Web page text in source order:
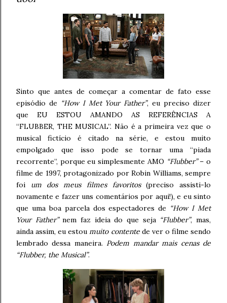
Sinto que antes de começar a comentar de fato esse
episódio de “How I Met Your Father”, eu preciso dizer
que EU ESTOU AMANDO AS REFERÊNCIAS A
“FLUBBER, THE MUSICAL”. Não é a primeira vez que o
musical fictício é citado na série, e estou muito
empolgado que isso pode se tornar uma “piada
recorrente”, porque eu simplesmente AMO “Flubber”– o
filme de 1997, protagonizado por Robin Williams, sempre
foi um dos meus filmes favoritos(preciso assisti-lo
novamente e fazer uns comentários por aqui!), e eu sinto
que uma boa parcela dos espectadores de “How I Met
Your Father”nem faz ideia do que seja “Flubber”, mas,
ainda assim, eu estoumuito contentede ver o filme sendo
lembrado dessa maneira. Podem mandar mais cenas de
“Flubber, the Musical”.